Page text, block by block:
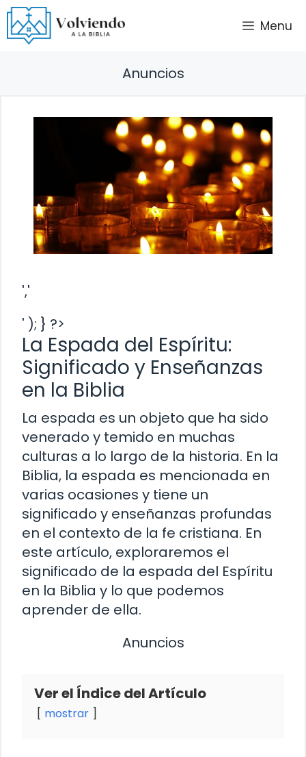
Saltar
al
contenido
Menu
Anuncios
','
' ); } ?>
La Espada del Espíritu:
Significado y Enseñanzas
en la Biblia
La espada es un objeto que ha sido
venerado y temido en muchas
culturas a lo largo de la historia. En la
Biblia, la espada es mencionada en
varias ocasiones y tiene un
significado y enseñanzas profundas
en el contexto de la fe cristiana. En
este artículo, exploraremos el
significado de la espada del Espíritu
en la Biblia y lo que podemos
aprender de ella.
Anuncios
Ver el Índice del Artículo
mostrar